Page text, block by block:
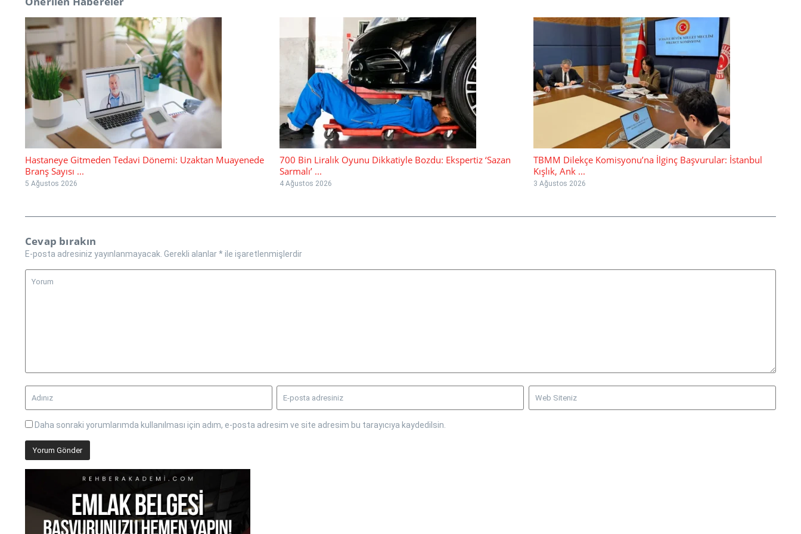
Hastaneye Gitmeden Tedavi Dönemi: Uzaktan Muayenede
Branş Sayısı ...
5 Ağustos 2026
700 Bin Liralık Oyunu Dikkatiyle Bozdu: Ekspertiz ‘Sazan
Sarmalı’ ...
4 Ağustos 2026
TBMM Dilekçe Komisyonu’na İlginç Başvurular: İstanbul
Kışlık, Ank ...
3 Ağustos 2026
Cevap bırakın
E-posta adresiniz yayınlanmayacak. Gerekli alanlar*ile işaretlenmişlerdir
Daha sonraki yorumlarımda kullanılması için adım, e-posta adresim ve site adresim bu tarayıcıya kaydedilsin.